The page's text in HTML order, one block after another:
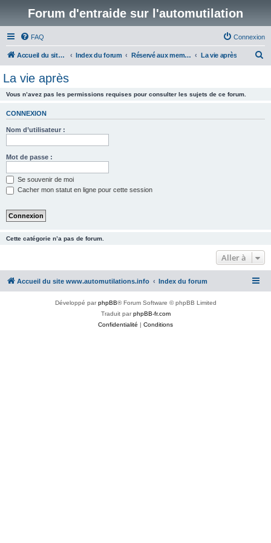
Forum d'entraide sur l'automutilation
FAQ Connexion
Accueil du site www.automutilations.info Index du forum Réservé aux membres La vie après
La vie après
Vous n’avez pas les permissions requises pour consulter les sujets de ce forum.
CONNEXION
Nom d’utilisateur :
Mot de passe :
Se souvenir de moi
Cacher mon statut en ligne pour cette session
Cette catégorie n’a pas de forum.
Aller à
Accueil du site www.automutilations.info Index du forum
Développé parphpBB® Forum Software © phpBB Limited
Traduit parphpBB-fr.com
Confidentialité | Conditions